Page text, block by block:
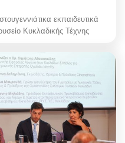
εκπαιδευτικά
Κυκλαδικής Τέχνης